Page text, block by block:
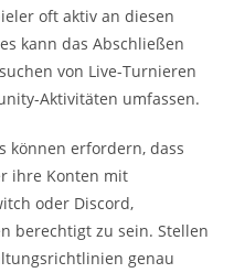
oft aktiv an diesen
kann das Abschließen
von Live-Turnieren
Aktivitäten umfassen.
können erfordern, dass
ihre Konten mit
oder Discord,
berechtigt zu sein. Stellen
genau